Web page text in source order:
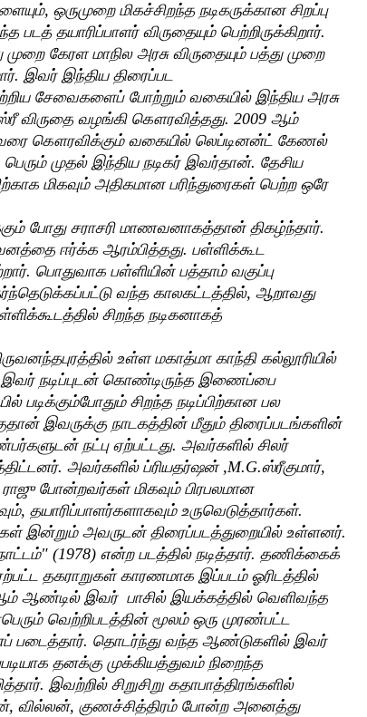
ஒருமுறை மிகச்சிறந்த நடிகருக்கான சிறப்பு
படத் தயாரிப்பாளர் விருதையும் பெற்றிருக்கிறார்.
கேரள மாநில அரசு விருதையும் பத்து முறை
இவர் இந்திய திரைப்பட
சேவைகளைப் போற்றும் வகையில் இந்திய அரசு
விருதை வழங்கி கௌரவித்தது. 2009 ஆம்
கௌரவிக்கும் வகையில் லெப்டினன்ட் கேணல்
முதல் இந்திய நடிகர் இவர்தான். தேசிய
மிகவும் அதிகமான பரிந்துரைகள் பெற்ற ஒரே
போது சராசரி மாணவனாகத்தான் திகழ்ந்தார்.
ஈர்க்க ஆரம்பித்தது. பள்ளிக்கூட
பொதுவாக பள்ளியின் பத்தாம் வகுப்பு
வந்த காலகட்டத்தில், ஆறாவது
சிறந்த நடிகனாகத்
உள்ள மகாத்மா காந்தி கல்லூரியில்
இவர் நடிப்புடன் கொண்டிருந்த இணைப்பை
படிக்கும்போதும் சிறந்த நடிப்பிற்கான பல
இவருக்கு நாடகத்தின் மீதும் திரைப்படங்களின்
நட்பு ஏற்பட்டது. அவர்களில் சிலர்
அவர்களில் ப்ரியதர்ஷன் ,M.G.ஸ்ரீகுமார்,
போன்றவர்கள் மிகவும் பிரபலமான
தயாரிப்பாளர்களாகவும் உருவெடுத்தார்கள்.
இன்றும் அவருடன் திரைப்படத்துறையில் உள்ளனர்.
(1978) என்ற படத்தில் நடித்தார். தணிக்கைக்
தகராறுகள் காரணமாக இப்படம் ஓரிடத்தில்
ஆண்டில் இவர் பாசில் இயக்கத்தில் வெளிவந்த
வெற்றிபடத்தின் மூலம் ஒரு முரண்பட்ட
படைத்தார். தொடர்ந்து வந்த ஆண்டுகளில் இவர்
தனக்கு முக்கியத்துவம் நிறைந்த
இவற்றில் சிறுசிறு கதாபாத்திரங்களில்
வில்லன், குணச்சித்திரம் போன்ற அனைத்து